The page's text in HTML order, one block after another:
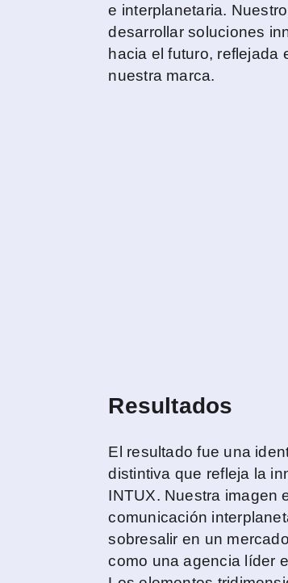
e interplanetaria.
desarrollar soluciones
hacia el futuro, reflejada
nuestra marca.
Resultados
El resultado fue una
distintiva que refleja la
INTUX. Nuestra imagen
comunicación
sobresalir en un
como una agencia líder